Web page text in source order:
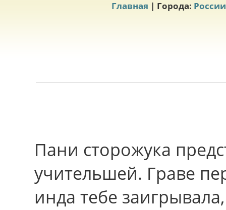
Главная | Города: России
Пани сторожука
учительшей. Граве
инда тебе